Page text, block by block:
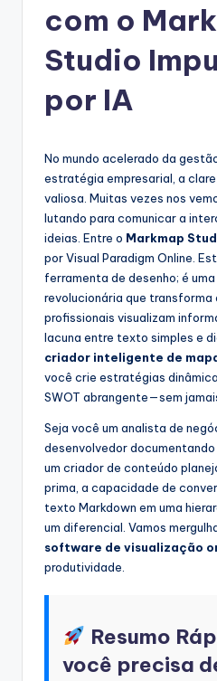
A
si
&
S
o
w
com o
Studio
por IA
No mundo acelerado da
estratégia empresarial, a
valiosa. Muitas vezes nos
lutando para comunicar a
ideias. Entre o Markmap
por Visual Paradigm Online.
ferramenta de desenho; é
revolucionária que transforma
profissionais visualizam
lacuna entre texto simples e
criador inteligente de
você crie estratégias
SWOT abrangente—sem
Seja você um analista de
desenvolvedor
um criador de conteúdo
prima, a capacidade de
texto Markdown em uma
um diferencial. Vamos
software de visualização
produtividade.
Resumo
você precisa